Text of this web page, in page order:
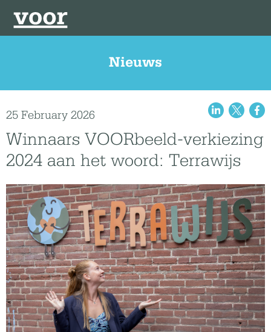
Nieuws
25 February 2026
Winnaars VOORbeeld-verkiezing
2024 aan het woord: Terrawijs